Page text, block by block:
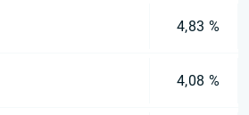
4,83 %
4,08 %